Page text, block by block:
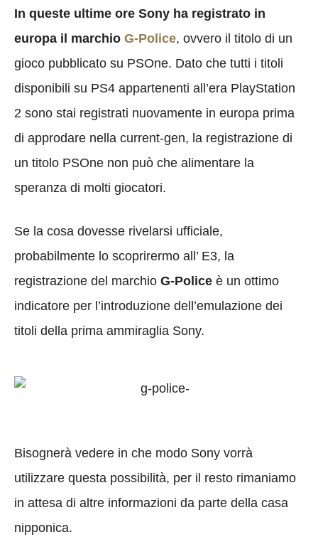
In queste ultime ore Sony ha registrato in
europa il marchio G-Police, ovvero il titolo di un
gioco pubblicato su PSOne. Dato che tutti i titoli
disponibili su PS4 appartenenti all’era PlayStation
2 sono stai registrati nuovamente in europa prima
di approdare nella current-gen, la registrazione di
un titolo PSOne non può che alimentare la
speranza di molti giocatori.
Se la cosa dovesse rivelarsi ufficiale,
probabilmente lo scoprirermo all’ E3, la
registrazione del marchio G-Police è un ottimo
indicatore per l’introduzione dell’emulazione dei
titoli della prima ammiraglia Sony.
Bisognerà vedere in che modo Sony vorrà
utilizzare questa possibilità, per il resto rimaniamo
in attesa di altre informazioni da parte della casa
nipponica.